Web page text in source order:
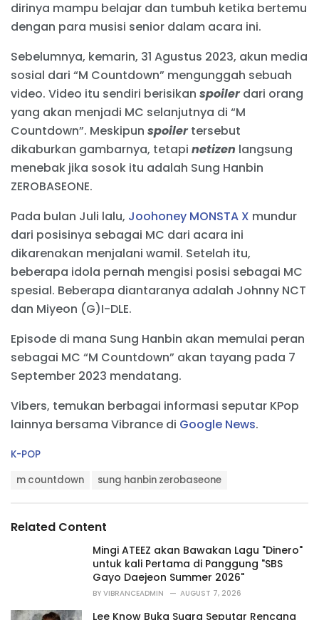
dirinya mampu belajar dan tumbuh ketika bertemu
dengan para musisi senior dalam acara ini.
Sebelumnya, kemarin, 31 Agustus 2023, akun media
sosial dari “M Countdown” mengunggah sebuah
video. Video itu sendiri berisikan spoilerdari orang
yang akan menjadi MC selanjutnya di “M
Countdown”. Meskipun spoilertersebut
dikaburkan gambarnya, tetapi netizen langsung
menebak jika sosok itu adalah Sung Hanbin
ZEROBASEONE.
Pada bulan Juli lalu, Joohoney MONSTA X mundur
dari posisinya sebagai MC dari acara ini
dikarenakan menjalani wamil. Setelah itu,
beberapa idola pernah mengisi posisi sebagai MC
spesial. Beberapa diantaranya adalah Johnny NCT
dan Miyeon (G)I-DLE.
Episode di mana Sung Hanbin akan memulai peran
sebagai MC “M Countdown” akan tayang pada 7
September 2023 mendatang.
Vibers, temukan berbagai informasi seputar KPop
lainnya bersama Vibrance di Google News.
C
r
K-POP
:
m countdown sung hanbin zerobaseone
Related Content
Mingi ATEEZ akan Bawakan Lagu "Dinero"
untuk kali Pertama di Panggung "SBS
Gayo Daejeon Summer 2026"
BY VIBRANCEADMIN AUGUST 7, 2026
Lee Know Buka Suara Seputar Rencana